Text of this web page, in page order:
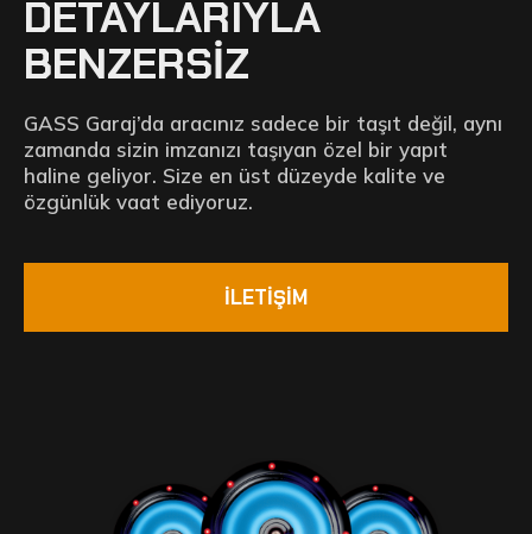
DETAYLARIYLA
BENZERSİZ
GASS Garaj’da aracınız sadece bir taşıt değil, aynı
zamanda sizin imzanızı taşıyan özel bir yapıt
haline geliyor. Size en üst düzeyde kalite ve
özgünlük vaat ediyoruz.
İLETİŞİM